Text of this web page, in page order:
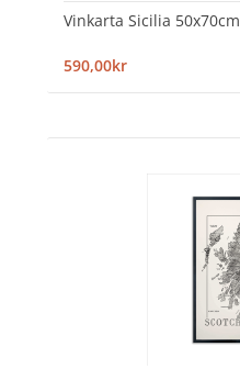
Vinkarta Sicilia 50x70cm
590,00kr